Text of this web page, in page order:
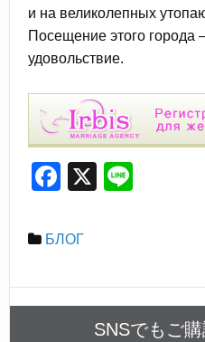
и на великолепных
Посещение этого города
удовольствие.
F
c
b
X
БЛОГ
SNSでもご購